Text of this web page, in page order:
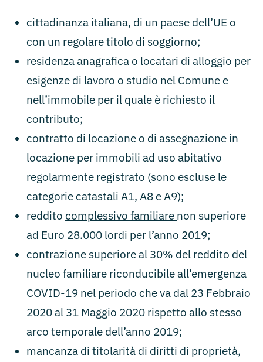
cittadinanza italiana, di un paese dell’UE o
con un regolare titolo di soggiorno;
residenza anagrafica o locatari di alloggio per
esigenze di lavoro o studio nel Comune e
nell’immobile per il quale è richiesto il
contributo;
contratto di locazione o di assegnazione in
locazione per immobili ad uso abitativo
regolarmente registrato (sono escluse le
categorie catastali A1, A8 e A9);
reddito complessivo familiare non superiore
ad Euro 28.000 lordi per l’anno 2019;
contrazione superiore al 30% del reddito del
nucleo familiare riconducibile all’emergenza
COVID-19 nel periodo che va dal 23 Febbraio
2020 al 31 Maggio 2020 rispetto allo stesso
arco temporale dell’anno 2019;
mancanza di titolarità di diritti di proprietà,